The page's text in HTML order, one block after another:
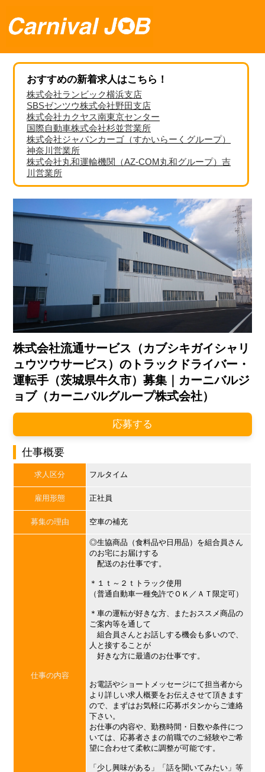
おすすめの新着求人はこちら！
株式会社ランビック横浜支店
SBSゼンツウ株式会社野田支店
株式会社カクヤス南東京センター
国際自動車株式会社杉並営業所
株式会社ジャパンカーゴ（すかいらーくグループ）
神奈川営業所
株式会社丸和運輸機関（AZ-COM丸和グループ）吉
川営業所
株式会社流通サービス（カブシキガイシャリ
ュウツウサービス）のトラックドライバー・
運転手（茨城県牛久市）募集｜カーニバルジ
ョブ（カーニバルグループ株式会社）
応募する
仕事概要
求人区分 フルタイム
雇用形態 正社員
募集の理由 空車の補充
仕事の内容
◎生協商品（食料品や日用品）を組合員さん
のお宅にお届けする
配送のお仕事です。
＊１ｔ～２ｔトラック使用
（普通自動車一種免許でＯＫ／ＡＴ限定可）
＊車の運転が好きな方、またおススメ商品の
ご案内等を通して
組合員さんとお話しする機会も多いので、
人と接することが
好きな方に最適のお仕事です。
お電話やショートメッセージにて担当者から
より詳しい求人概要をお伝えさせて頂きます
ので、まずはお気軽に応募ボタンからご連絡
下さい。
お仕事の内容や、勤務時間・日数や条件につ
いては、応募者さまの前職でのご経験やご希
望に合わせて柔軟に調整が可能です。
「少し興味がある」「話を聞いてみたい」等